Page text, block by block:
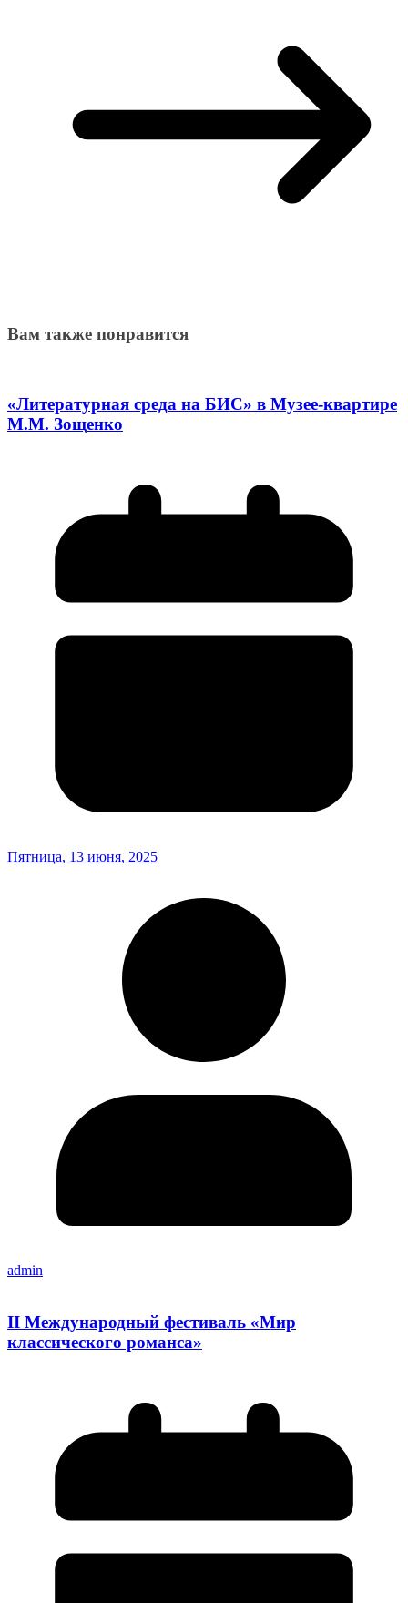
Вам также понравится
«Литературная среда на БИС» в Музее-квартире
М.М. Зощенко
Пятница, 13 июня, 2025
admin
II Международный фестиваль «Мир
классического романса»